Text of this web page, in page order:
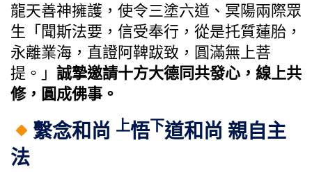
龍天善神擁護，使令三塗六道、冥陽兩際眾
生「聞斯法要，信受奉行，從是托質蓮胎，
永離業海，直證阿鞞跋致，圓滿無上菩
提。」 誠摯邀請十方大德同共發心，線上共
修，圓成佛事。
繫念和尚 上悟下道和尚 親自主
法